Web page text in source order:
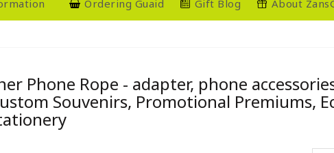
Ordering Guaid Gift Blog About
Phone Rope - adapter, phone
Souvenirs, Promotional Premiums,